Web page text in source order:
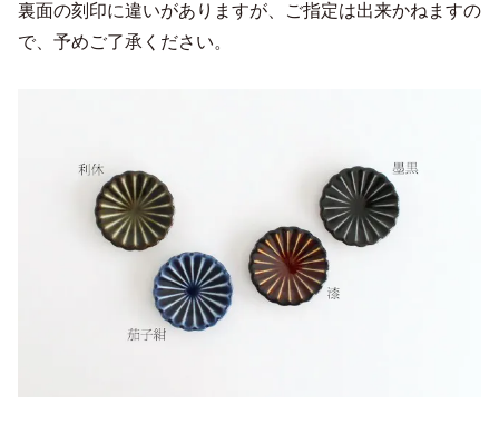
裏面の刻印に違いがありますが、ご指定は出来かねますの
で、予めご了承ください。